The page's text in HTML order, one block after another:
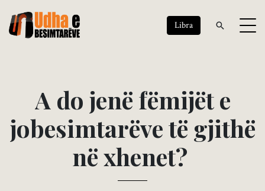
Libra
A do jenë fëmijëte
jobesimtarëvetë gjithë
nëxhenet?